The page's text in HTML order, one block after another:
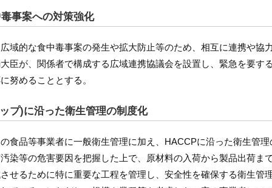
事案への対策強化
域的な食中毒事案の発生や拡大防止等のため、相互に連携や協
臣が、関係者で構成する広域連携協議会を設置し、緊急を要す
努めることとする。
プ)に沿った衛生管理の制度化
食品等事業者に一般衛生管理に加え、HACCPに沿った衛生管理
汚染等の危害要因を把握した上で、原材料の入荷から製品出荷ま
せるために特に重要な工程を管理し、安全性を確保する衛生管